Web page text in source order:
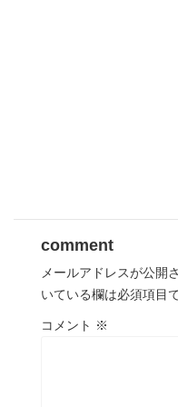
comment
メールアドレスが公開
いている欄は必須項目
コメント ※